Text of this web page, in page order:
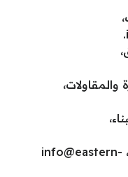
.
والمقاولات،
info@eastern-